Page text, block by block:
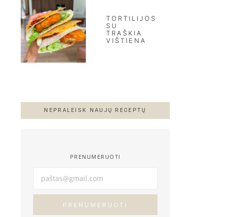
TORTILIJOS
SU
TRAŠKIA
VIŠTIENA
NEPRALEISK NAUJŲ RECEPTŲ
PRENUMERUOTI
PRENUMERUOTI